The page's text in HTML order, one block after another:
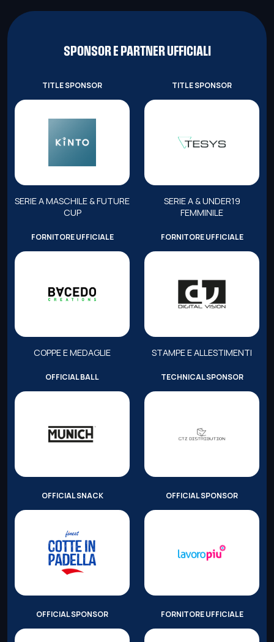
SPONSOR E PARTNER UFFICIALI
TITLE SPONSOR
SERIE A MASCHILE & FUTURE
CUP
TITLE SPONSOR
SERIE A & UNDER19
FEMMINILE
FORNITORE UFFICIALE
COPPE E MEDAGLIE
FORNITORE UFFICIALE
STAMPE E ALLESTIMENTI
OFFICIAL BALL TECHNICAL SPONSOR
OFFICIAL SNACK OFFICIAL SPONSOR
OFFICIAL SPONSOR FORNITORE UFFICIALE